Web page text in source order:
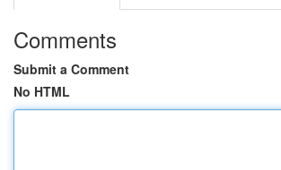
Comments
Submit a Comment
No HTML